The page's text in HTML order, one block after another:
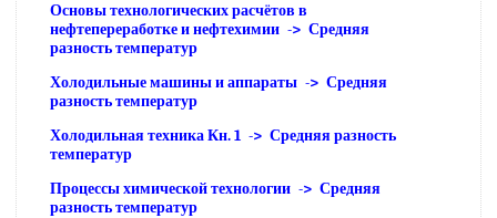
Основы технологических расчётов в
нефтепереработке и нефтехимии -> Средняя
разность температур
Холодильные машины и аппараты -> Средняя
разность температур
Холодильная техника Кн. 1 -> Средняя разность
температур
Процессы химической технологии -> Средняя
разность температур